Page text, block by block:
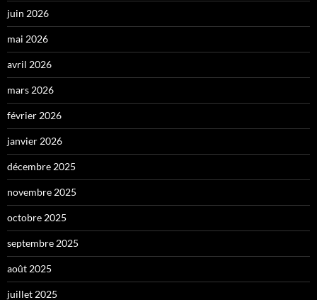
juin 2026
mai 2026
avril 2026
mars 2026
février 2026
janvier 2026
décembre 2025
novembre 2025
octobre 2025
septembre 2025
août 2025
juillet 2025